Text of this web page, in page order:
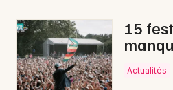
Newsletter des sorties
15
Actualités